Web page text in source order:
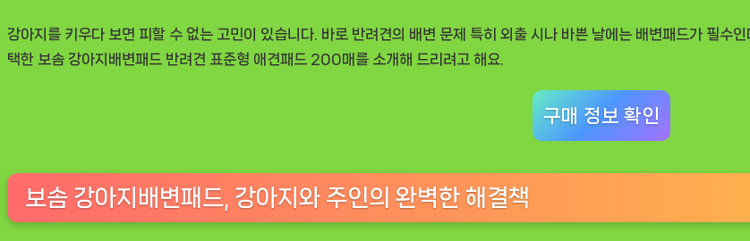
패
드
리
뷰,
강아지를 키우다 보면 피할 수 없는 고민이 있습니다. 바로 반려견의 배변 문제 특히 외출 시나 바쁜 날에는 배변패드가 필수
택한 보솜 강아지배변패드 반려견 표준형 애견패드 200매 를 소개해 드리려고 해요.
구매 정보 확인
보솜 강아지배변패드, 강아지와 주인의 완벽한 해결책